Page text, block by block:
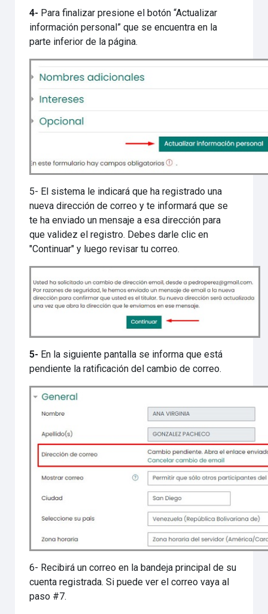
4- Para finalizar presione el botón “Actualizar
información personal” que se encuentra en la
parte inferior de la página.
5- El sistema le indicará que ha registrado una
nueva dirección de correo y te informará que se
te ha enviado un mensaje a esa dirección para
que validez el registro. Debes darle clic en
"Continuar" y luego revisar tu correo.
5- En la siguiente pantalla se informa que está
pendiente la ratificación del cambio de correo.
6- Recibirá un correo en la bandeja principal de su
cuenta registrada. Si puede ver el correo vaya al
paso #7.